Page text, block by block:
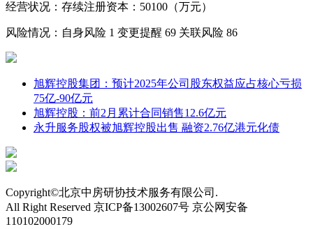
经营状况：存续注册资本：50100（万元）
风险情况：自身风险 1 变更提醒 69 关联风险 86
旭辉控股集团：预计2025年公司股东权益应占核心亏损
75亿-90亿元
旭辉控股：前2月累计合同销售12.6亿元
永升服务股权被旭辉控股出售 融资2.76亿港元化债
Copyright©北京中房研协技术服务有限公司.
All Right Reserved 京ICP备13002607号 京公网安备
110102000179